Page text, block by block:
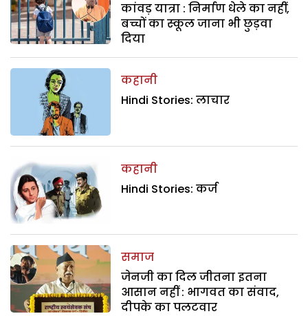
कांवड़ यात्रा : निर्माण धेले का नहीं,
बच्चों का स्कूल जाना भी छुड़वा
दिया
कहानी
Hindi Stories: लाचार
कहानी
Hindi Stories: कर्ज
समाज
जेनजी का दिल जीतना इतना
आसान नहीं : भागवत का संवाद,
दीपके का पलटवार